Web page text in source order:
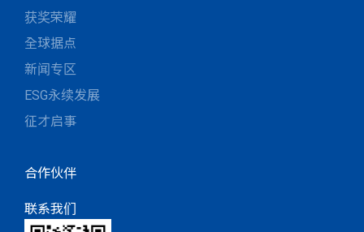
获奖荣耀
全球据点
新闻专区
ESG永续发展
征才启事
合作伙伴
联系我们